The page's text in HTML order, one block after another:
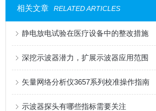
相关文章 RELATED ARTICLES
静电放电试验在医疗设备中的整改措施
深挖示波器潜力，扩展示波器应用范围
矢量网络分析仪3657系列校准操作指南
示波器探头有哪些指标需要关注